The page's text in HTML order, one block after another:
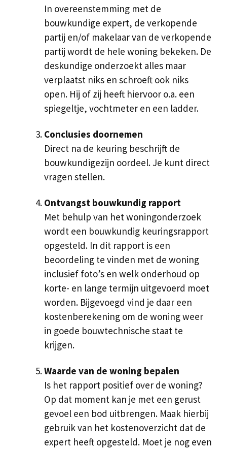
In overeenstemming met de
bouwkundige expert, de verkopende
partij en/of makelaar van de verkopende
partij wordt de hele woning bekeken. De
deskundige onderzoekt alles maar
verplaatst niks en schroeft ook niks
open. Hij of zij heeft hiervoor o.a. een
spiegeltje, vochtmeter en een ladder.
Conclusies doornemen
Direct na de keuring beschrijft de
bouwkundigezijn oordeel. Je kunt direct
vragen stellen.
Ontvangst bouwkundig rapport
Met behulp van het woningonderzoek
wordt een bouwkundig keuringsrapport
opgesteld. In dit rapport is een
beoordeling te vinden met de woning
inclusief foto’s en welk onderhoud op
korte- en lange termijn uitgevoerd moet
worden. Bijgevoegd vind je daar een
kostenberekening om de woning weer
in goede bouwtechnische staat te
krijgen.
Waarde van de woning bepalen
Is het rapport positief over de woning?
Op dat moment kan je met een gerust
gevoel een bod uitbrengen. Maak hierbij
gebruik van het kostenoverzicht dat de
expert heeft opgesteld. Moet je nog even